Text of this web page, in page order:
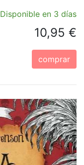
Disponible en 3 días
10,95 €
comprar